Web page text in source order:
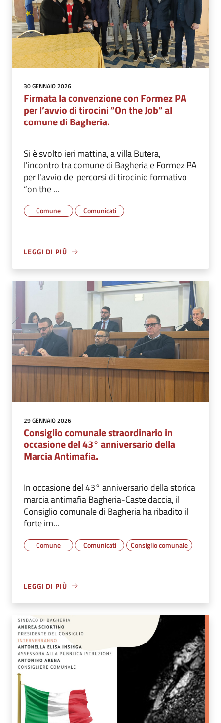
30 GENNAIO 2026
Firmata la convenzione con Formez PA
per l’avvio di tirocini “On the Job” al
comune di Bagheria.
Si è svolto ieri mattina, a villa Butera,
l'incontro tra comune di Bagheria e Formez PA
per l'avvio dei percorsi di tirocinio formativo
“on the ...
Comune Comunicati
LEGGI DI PIÙ
29 GENNAIO 2026
Consiglio comunale straordinario in
occasione del 43° anniversario della
Marcia Antimafia.
In occasione del 43° anniversario della storica
marcia antimafia Bagheria-Casteldaccia, il
Consiglio comunale di Bagheria ha ribadito il
forte im...
Comune Comunicati Consiglio comunale
LEGGI DI PIÙ